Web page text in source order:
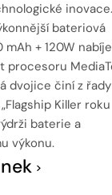
bateriová
+ 120W
procesoru
dvojice činí z řady
Killer roku
baterie a
výkonu.